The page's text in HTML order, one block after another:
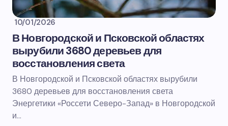
10/01/2026
В Новгородской и Псковской областях
вырубили 3680 деревьев для
восстановления света
В Новгородской и Псковской областях вырубили
3680 деревьев для восстановления света
Энергетики «Россети Северо-Запад» в Новгородской
и…